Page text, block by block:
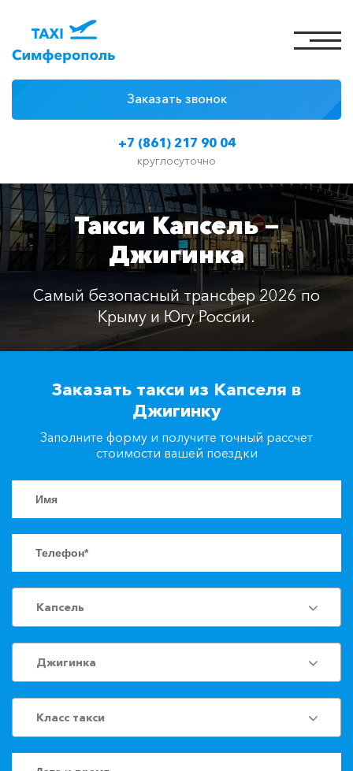
+7 (861) 217 90 04
круглосуточно
Заказать звонок
Цены на такси
Классы автомобилей
Отзывы
Контакты
Заказать такси
Такси Капсель —
Джигинка
Самый безопасный трансфер 2026 по
Крыму и Югу России.
Заказать такси из Капселя в
Джигинку
Заполните форму и получите точный рассчет
стоимости вашей поездки
Капсель
Джигинка
Класс такси